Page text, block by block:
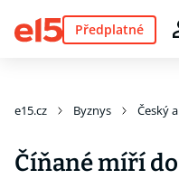
Předplatné
e15.cz Byznys Český
Číňané míří